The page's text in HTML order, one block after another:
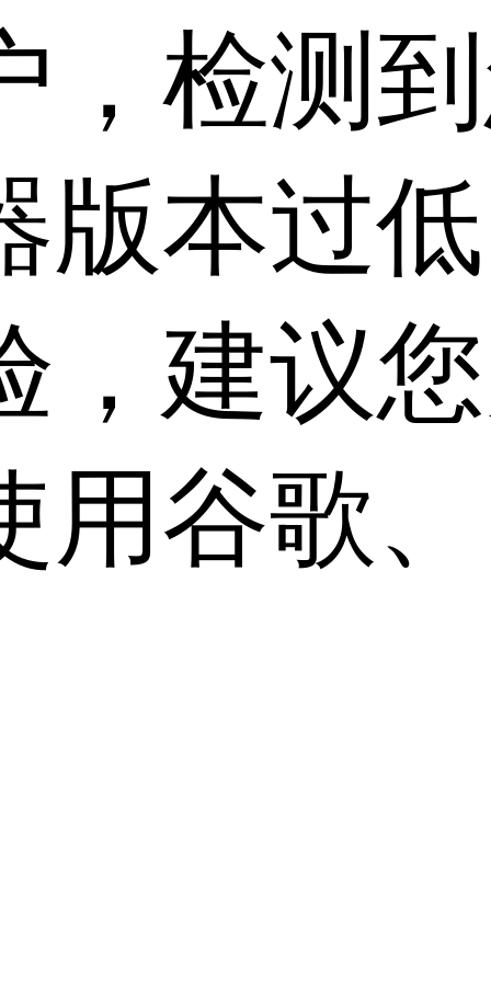
，检测
版本过
，建议
用谷歌